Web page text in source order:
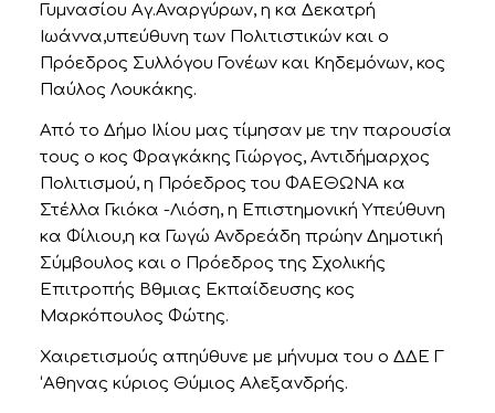
Γυμνασίου Αγ.Αναργύρων, η κα Δεκατρή
Ιωάννα,υπεύθυνη των Πολιτιστικών και ο
Πρόεδρος Συλλόγου Γονέων και Κηδεμόνων, κος
Παύλος Λουκάκης.
Από το Δήμο Ιλίου μας τίμησαν με την παρουσία
τους ο κος Φραγκάκης Γιώργος, Αντιδήμαρχος
Πολιτισμού, η Πρόεδρος του ΦΑΕΘΩΝΑ κα
Στέλλα Γκιόκα -Λιόση, η Επιστημονική Υπεύθυνη
κα Φίλιου,η κα Γωγώ Ανδρεάδη πρώην Δημοτική
Σύμβουλος και ο Πρόεδρος της Σχολικής
Επιτροπής Βθμιας Εκπαίδευσης κος
Μαρκόπουλος Φώτης.
Χαιρετισμούς απηύθυνε με μήνυμα του ο ΔΔΕ Γ
‘Αθηνας κύριος Θύμιος Αλεξανδρής.